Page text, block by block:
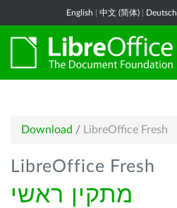
English 中文 (简体) Deutsch
Download / LibreOffice Fresh
LibreOffice Fresh
מתקין ראשי